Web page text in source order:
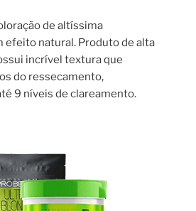
de altíssima
efeito natural. Produto de alta
incrível textura que
do ressecamento,
9 níveis de clareamento.